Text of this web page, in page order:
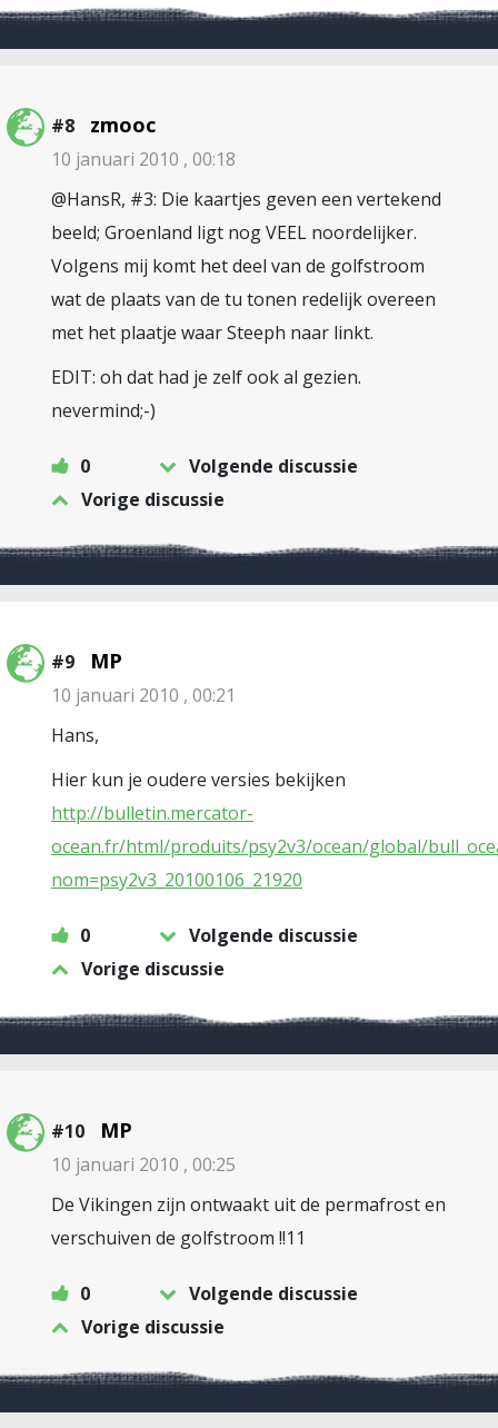
#8 zmooc
10 januari 2010 , 00:18
@HansR, #3: Die kaartjes geven een vertekend
beeld; Groenland ligt nog VEEL noordelijker.
Volgens mij komt het deel van de golfstroom
wat de plaats van de tu tonen redelijk overeen
met het plaatje waar Steeph naar linkt.
EDIT: oh dat had je zelf ook al gezien.
nevermind;-)
0
Volgende discussie
Vorige discussie
#9 MP
10 januari 2010 , 00:21
Hans,
Hier kun je oudere versies bekijken
http://bulletin.mercator-
ocean.fr/html/produits/psy2v3/ocean/global/
nom=psy2v3_20100106_21920
0
Volgende discussie
Vorige discussie
#10 MP
10 januari 2010 , 00:25
De Vikingen zijn ontwaakt uit de permafrost en
verschuiven de golfstroom !!11
0
Volgende discussie
Vorige discussie